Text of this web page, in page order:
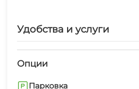
качественное постельное
естественно тоже есть), эл.
фарфоровая и одноразовая
Удобства и услуги
Опции
Парковка